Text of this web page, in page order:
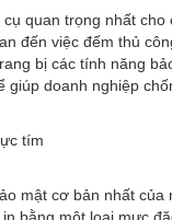
quan trọng nhất
đến việc đếm thủ
bị các tính năng
giúp doanh nghiệp
tím
mật cơ bản nhất